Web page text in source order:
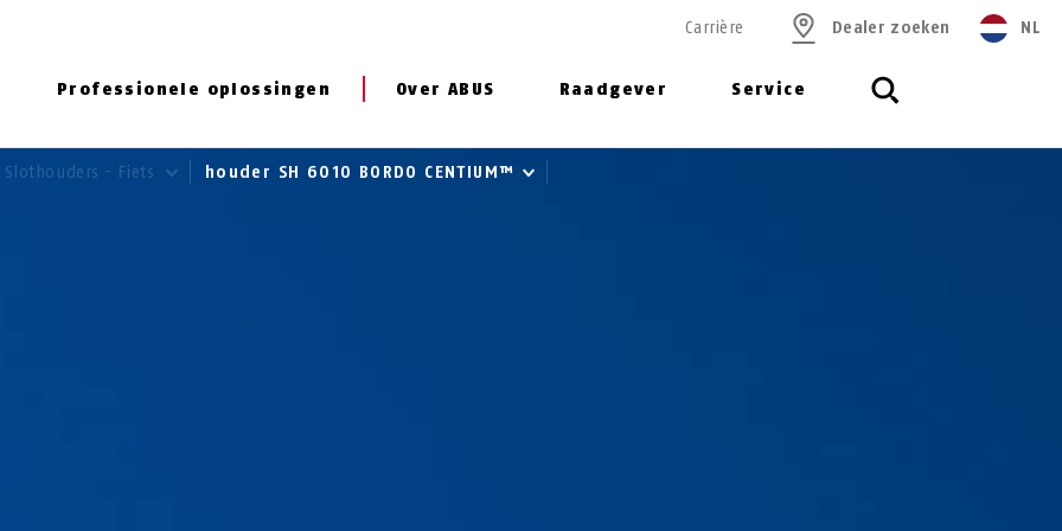
Professionele oplossingen Over ABUS Raadgever Service
Carrière Dealer zoeken NL
Slothouders - Fiets houder SH 6010 BORDO CENTIUM™